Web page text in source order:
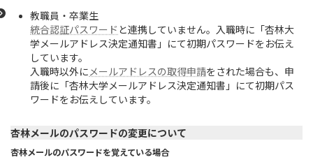
教職員・卒業生
統合認証パスワード と連携していません。入職時に「杏林大
学メールアドレス決定通知書」にて初期パスワードをお伝え
しています。
入職時以外に メールアドレスの取得申請をされた場合も、申
請後に「杏林大学メールアドレス決定通知書」にて初期パス
ワードをお伝えしています。
杏林メールのパスワードの変更について
杏林メールのパスワードを覚えている場合